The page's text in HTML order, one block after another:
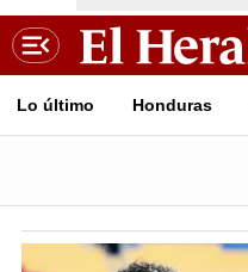
Lo último Honduras